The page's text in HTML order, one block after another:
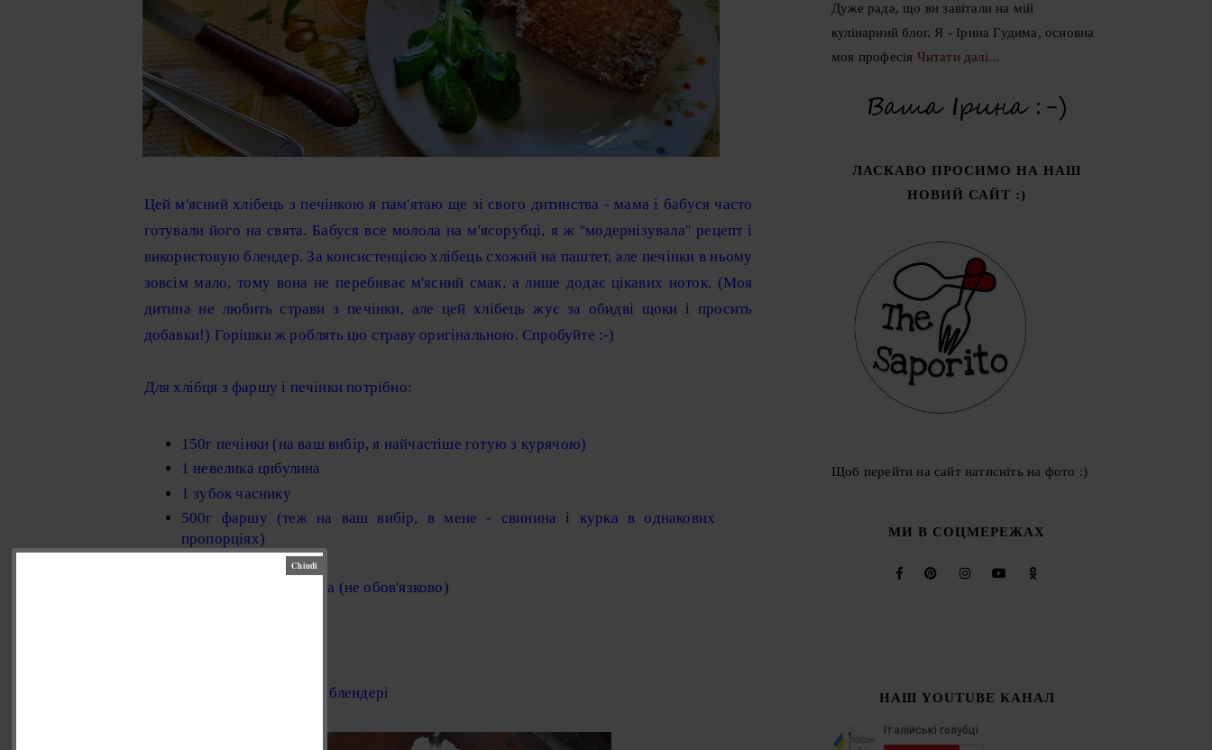
Цей м'ясний хлібець з печінкою я пам'ятаю ще зі свого дитинства - мама і бабуся часто
готували його на свята. Бабуся все молола на м'ясорубці, я ж ''модернізувала'' рецепт і
використовую блендер. За консистенцією хлібець схожий на паштет, але печінки в ньому
зовсім мало, тому вона не перебиває м'ясний смак, а лише додає цікавих ноток. (Моя
дитина не любить страви з печінки, але цей хлібець жує за обидві щоки і просить
добавки!) Горішки ж роблять цю страву оригінальною. Спробуйте :-)
Для хлібця з фаршу і печінки потрібно:
150г печінки (на ваш вибір, я найчастіше готую з курячою)
1 невелика цибулина
1 зубок часнику
500г фаршу (теж на ваш вибір, в мене - свинина і курка в однакових
пропорціях)
2 ст. л. червоного вина (не обов'язково)
Сиру печінку перемеліть в блендері
Дуже рада, що ви завітали на мій
кулінарний блог. Я - Ірина Гудима, основна
моя професія Читати далі...
ЛАСКАВО ПРОСИМО НА НАШ
НОВИЙ САЙТ :)
Щоб перейти на сайт натисніть на фото :)
МИ В СОЦМЕРЕЖАХ
НАШ YOUTUBE КАНАЛ